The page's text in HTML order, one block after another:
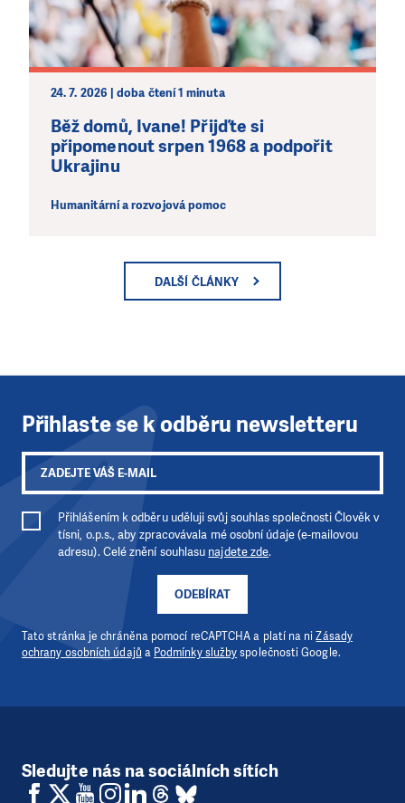
24. 7. 2026 | doba čtení 1 minuta
Běž domů, Ivane! Přijďte si
připomenout srpen 1968 a podpořit
Ukrajinu
Humanitární a rozvojová pomoc
DALŠÍ ČLÁNKY
Přihlaste se k odběru newsletteru
ODEBÍRAT
Přihlášením k odběru uděluji svůj souhlas společnosti Člověk v
tísni, o.p.s., aby zpracovávala mé osobní údaje (e-mailovou
adresu). Celé znění souhlasu najdete zde.
Tato stránka je chráněna pomocí reCAPTCHA a platí na niZásady
ochrany osobních údajů a Podmínky službyspolečnosti Google.
Sledujte nás na sociálních sítích